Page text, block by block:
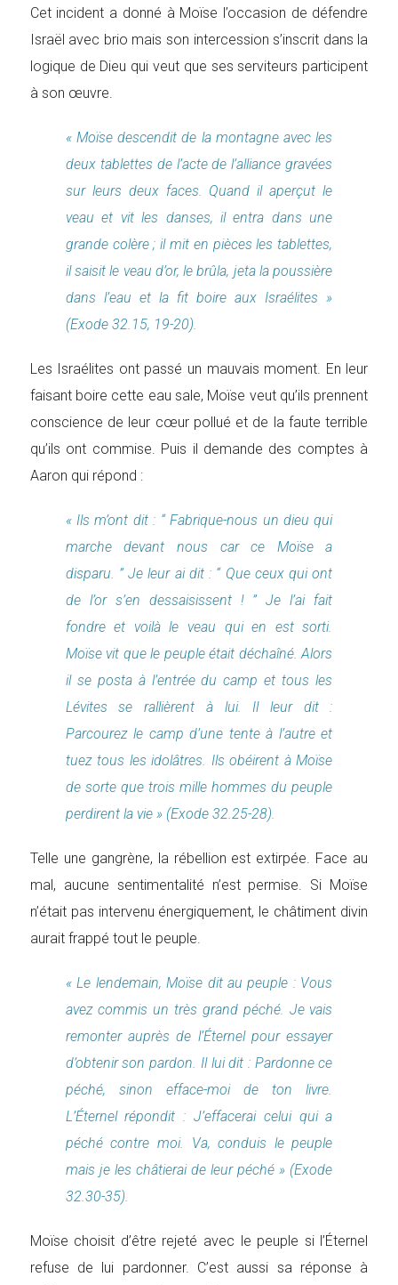
Cet incident a donné à Moïse l’occasion de défendre
Israël avec brio mais son intercession s’inscrit dans la
logique de Dieu qui veut que ses serviteurs participent
à son œuvre.
« Moïse descendit de la montagne avec les
deux tablettes de l’acte de l’alliance gravées
sur leurs deux faces. Quand il aperçut le
veau et vit les danses, il entra dans une
grande colère ; il mit en pièces les tablettes,
il saisit le veau d’or, le brûla, jeta la poussière
dans l’eau et la fit boire aux Israélites »
(Exode 32.15, 19-20).
Les Israélites ont passé un mauvais moment. En leur
faisant boire cette eau sale, Moïse veut qu’ils prennent
conscience de leur cœur pollué et de la faute terrible
qu’ils ont commise. Puis il demande des comptes à
Aaron qui répond :
« Ils m’ont dit : “ Fabrique-nous un dieu qui
marche devant nous car ce Moïse a
disparu. ” Je leur ai dit : “ Que ceux qui ont
de l’or s’en dessaisissent ! ” Je l’ai fait
fondre et voilà le veau qui en est sorti.
Moïse vit que le peuple était déchaîné. Alors
il se posta à l’entrée du camp et tous les
Lévites se rallièrent à lui. Il leur dit :
Parcourez le camp d’une tente à l’autre et
tuez tous les idolâtres. Ils obéirent à Moïse
de sorte que trois mille hommes du peuple
perdirent la vie » (Exode 32.25-28).
Telle une gangrène, la rébellion est extirpée. Face au
mal, aucune sentimentalité n’est permise. Si Moïse
n’était pas intervenu énergiquement, le châtiment divin
aurait frappé tout le peuple.
« Le lendemain, Moïse dit au peuple : Vous
avez commis un très grand péché. Je vais
remonter auprès de l’Éternel pour essayer
d’obtenir son pardon. Il lui dit : Pardonne ce
péché, sinon efface-moi de ton livre.
L’Éternel répondit : J’effacerai celui qui a
péché contre moi. Va, conduis le peuple
mais je les châtierai de leur péché » (Exode
32.30-35).
Moïse choisit d’être rejeté avec le peuple si l’Éternel
refuse de lui pardonner. C’est aussi sa réponse à